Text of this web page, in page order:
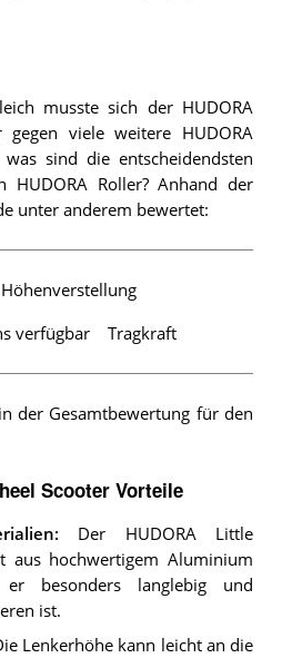
musste sich der HUDORA
gegen viele weitere HUDORA
sind die entscheidendsten
HUDORA Roller? Anhand der
unter anderem bewertet:
Höhenverstellung
verfügbar Tragkraft
der Gesamtbewertung für den
Scooter Vorteile
: Der HUDORA Little
aus hochwertigem Aluminium
er besonders langlebig und
ist.
Lenkerhöhe kann leicht an die